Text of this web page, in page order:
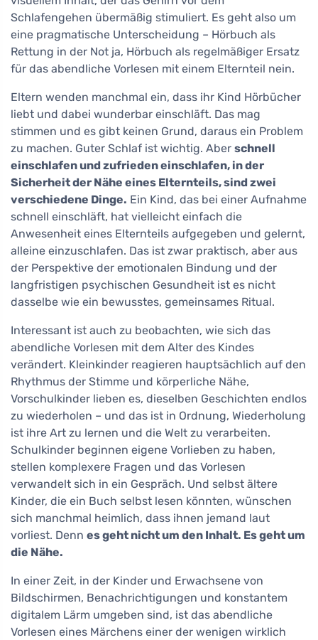
Schlafengehen übermäßig stimuliert. Es geht also um
eine pragmatische Unterscheidung – Hörbuch als
Rettung in der Not ja, Hörbuch als regelmäßiger Ersatz
für das abendliche Vorlesen mit einem Elternteil nein.
Eltern wenden manchmal ein, dass ihr Kind Hörbücher
liebt und dabei wunderbar einschläft. Das mag
stimmen und es gibt keinen Grund, daraus ein Problem
zu machen. Guter Schlaf ist wichtig. Aber schnell
einschlafen und zufrieden einschlafen, in der
Sicherheit der Nähe eines Elternteils, sind zwei
verschiedene Dinge. Ein Kind, das bei einer Aufnahme
schnell einschläft, hat vielleicht einfach die
Anwesenheit eines Elternteils aufgegeben und gelernt,
alleine einzuschlafen. Das ist zwar praktisch, aber aus
der Perspektive der emotionalen Bindung und der
langfristigen psychischen Gesundheit ist es nicht
dasselbe wie ein bewusstes, gemeinsames Ritual.
Interessant ist auch zu beobachten, wie sich das
abendliche Vorlesen mit dem Alter des Kindes
verändert. Kleinkinder reagieren hauptsächlich auf den
Rhythmus der Stimme und körperliche Nähe,
Vorschulkinder lieben es, dieselben Geschichten endlos
zu wiederholen – und das ist in Ordnung, Wiederholung
ist ihre Art zu lernen und die Welt zu verarbeiten.
Schulkinder beginnen eigene Vorlieben zu haben,
stellen komplexere Fragen und das Vorlesen
verwandelt sich in ein Gespräch. Und selbst ältere
Kinder, die ein Buch selbst lesen könnten, wünschen
sich manchmal heimlich, dass ihnen jemand laut
vorliest. Denn es geht nicht um den Inhalt. Es geht um
die Nähe.
In einer Zeit, in der Kinder und Erwachsene von
Bildschirmen, Benachrichtigungen und konstantem
digitalem Lärm umgeben sind, ist das abendliche
Vorlesen eines Märchens einer der wenigen wirklich